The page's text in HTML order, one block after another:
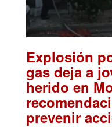
Explosión
gas deja a
herido en
prevenir